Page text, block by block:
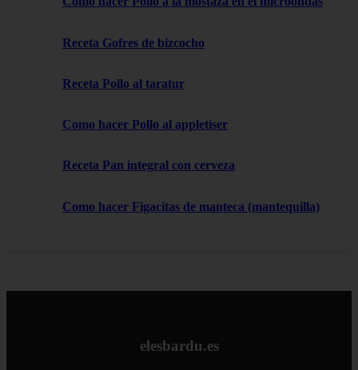
Receta Gofres de bizcocho
Receta Pollo al taratur
Como hacer Pollo al appletiser
Receta Pan integral con cerveza
Como hacer Figacitas de manteca (mantequilla)
elesbardu.es